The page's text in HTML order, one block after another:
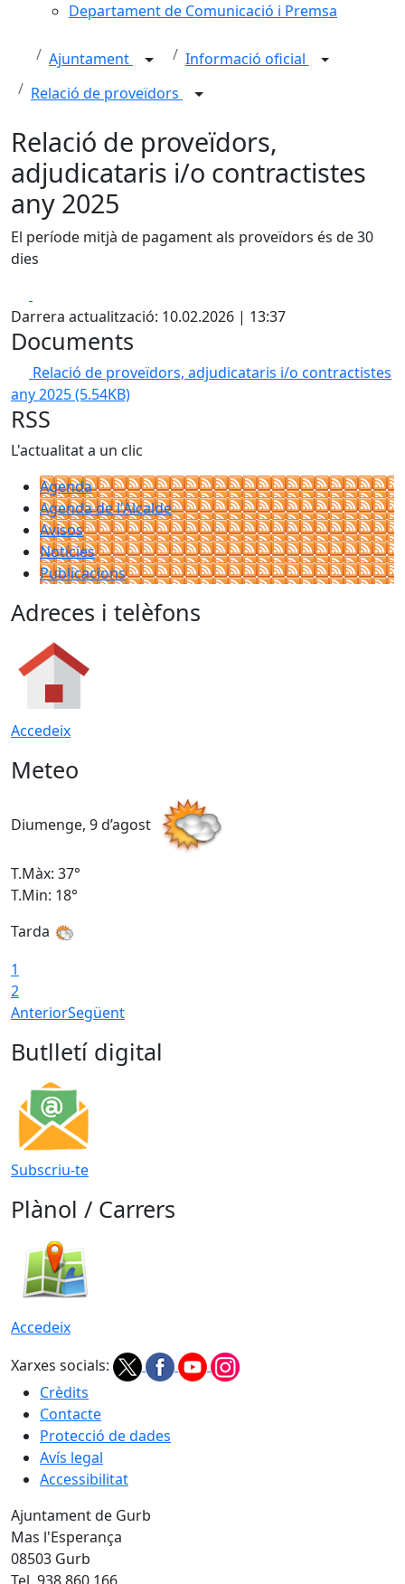
Departament de Comunicació i Premsa
Ajuntament
Informació oficial
Relació de proveïdors
Relació de proveïdors,
adjudicataris i/o contractistes
any 2025
El període mitjà de pagament als proveïdors és de 30
dies
Darrera actualització: 10.02.2026 | 13:37
Documents
Relació de proveïdors, adjudicataris i/o contractistes
any 2025(5.54KB)
RSS
L'actualitat a un clic
Agenda
Agenda de l'Alcalde
Avisos
Notícies
Publicacions
Adreces i telèfons
Accedeix
Meteo
Diumenge, 9 d’agost
T.Màx: 37°
T.Min: 18°
Tarda
1
2
AnteriorSegüent
Butlletí digital
Subscriu-te
Plànol / Carrers
Accedeix
Xarxes socials:
Crèdits
Contacte
Protecció de dades
Avís legal
Accessibilitat
Ajuntament de Gurb
Mas l'Esperança
08503 Gurb